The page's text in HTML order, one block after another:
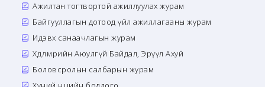
Ажилтан тогтвортой ажиллуулах журам
Байгууллагын дотоод үйл ажиллагааны журам
Идэвх санаачлагын журам
Хөдөлмөрийн Аюулгүй Байдал, Эрүүл Ахуй
Боловсролын салбарын журам